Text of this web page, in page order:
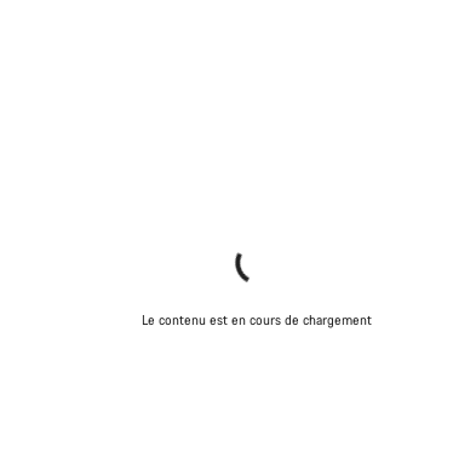
Le contenu est en cours de chargement